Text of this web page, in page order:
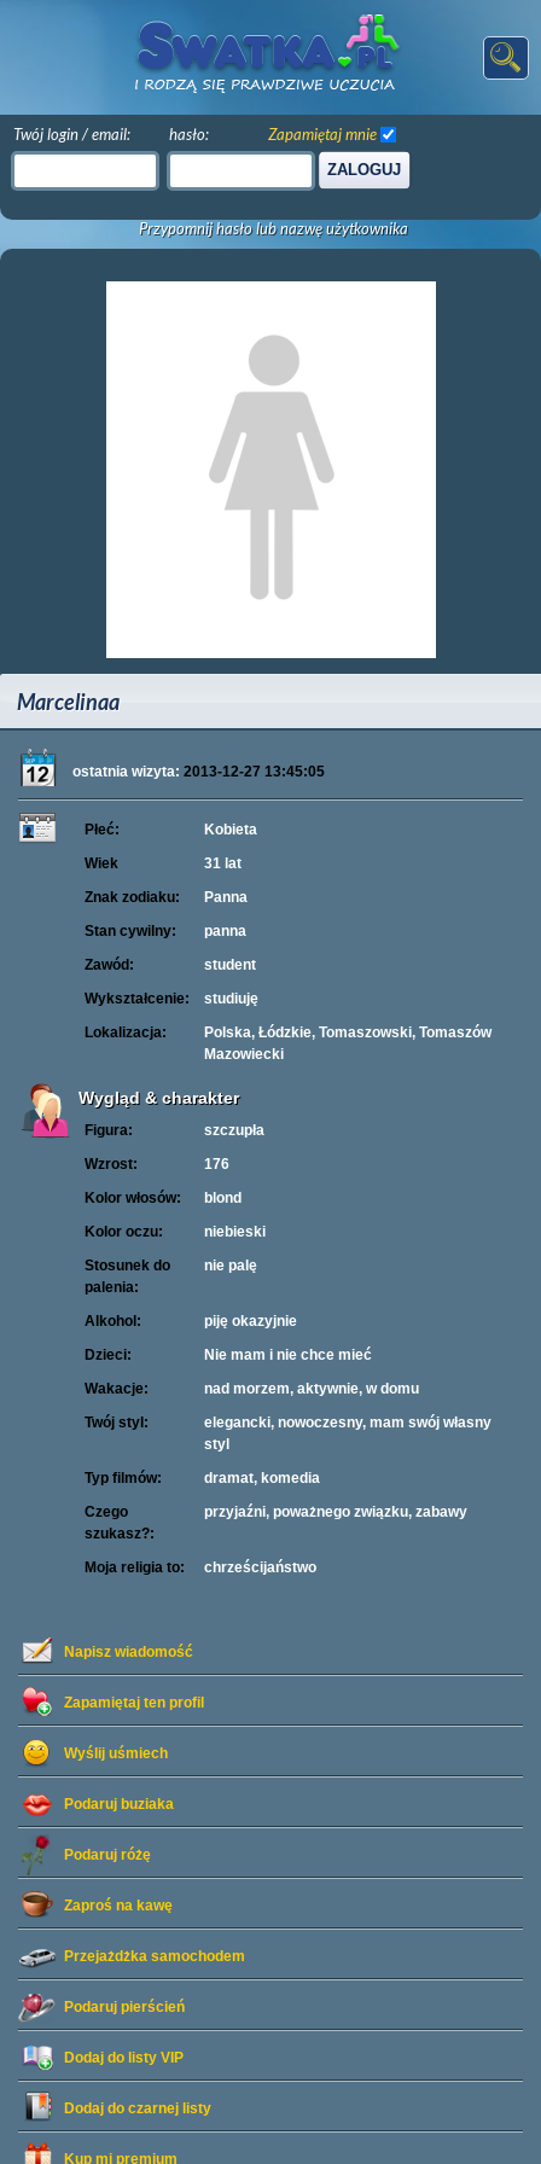
Twój login / email: hasło:
ZALOGUJ
Zapamiętaj mnie
Przypomnij hasło lub nazwę użytkownika
Marcelinaa
ostatnia wizyta: 2013-12-27 13:45:05
Napisz wiadomość
Zapamiętaj ten profil
Wyślij uśmiech
Podaruj buziaka
Podaruj różę
Zaproś na kawę
Przejażdżka samochodem
Podaruj pierścień
Dodaj do listy VIP
Dodaj do czarnej listy
Kup mi premium
Płeć:
Kobieta
Wiek
31 lat
Znak zodiaku:
Panna
Stan cywilny:
panna
Zawód:
student
Wykształcenie:
studiuję
Lokalizacja:
Polska, Łódzkie, Tomaszowski, Tomaszów
Mazowiecki
Wygląd & charakter
Figura:
szczupła
Wzrost:
176
Kolor włosów:
blond
Kolor oczu:
niebieski
Stosunek do
palenia:
nie palę
Alkohol:
piję okazyjnie
Dzieci:
Nie mam i nie chce mieć
Wakacje:
nad morzem, aktywnie, w domu
Twój styl:
elegancki, nowoczesny, mam swój własny
styl
Typ filmów:
dramat, komedia
Czego
szukasz?:
przyjaźni, poważnego związku, zabawy
Moja religia to: chrześcijaństwo